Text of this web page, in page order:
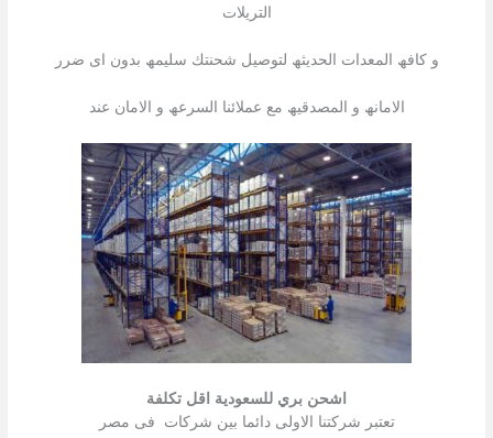
التریلات
و كافھ المعدات الحدیثھ لتوصیل شحنتك سلیمھ بدون اى ضرر
الامانھ و المصدقیھ مع عملائنا السرعھ و الامان عند
اشحن بري للسعودية اقل تكلفة
تعتبر شركتنا الاولى دائما بین شركات فى مصر